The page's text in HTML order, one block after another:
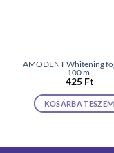
AMODENT Whitening
100 ml
425 Ft
KOSÁRBA TESZEM